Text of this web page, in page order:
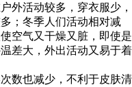
外活动较多，穿衣服少，
；冬季人们活动相对减
空气又干燥又脏，即使是
差大，外出活动又易于着
数也减少，不利于皮肤清